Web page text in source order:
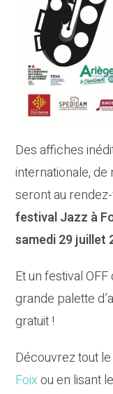
Des affiches
internationale,
seront au
festival Jazz à
samedi 29 juillet
Et un festival
grande palette
gratuit !
Découvrez tout
Foixou en lisant